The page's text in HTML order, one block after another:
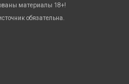
материалы 18+!
обязательна.